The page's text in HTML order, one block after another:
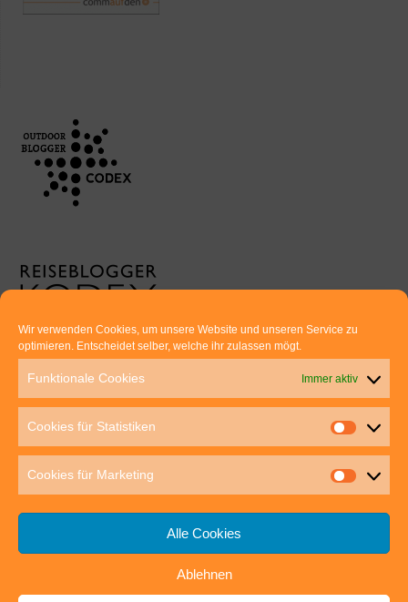
Wir verwenden Cookies, um unsere Website und unseren Service zu
optimieren. Entscheidet selber, welche ihr zulassen mögt.
Funktionale Cookies Immer aktiv
Cookies für Statistiken
Cookies für Marketing
Alle Cookies
Ablehnen
Euer direkter Draht zu uns:
Thomas Rathay und Silke Rommel
70563 Stuttgart
post@outdoor-hochgenuss.de
IMPRESSUM DATENSCHUTZ